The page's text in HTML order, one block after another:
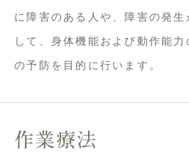
に障害のある人や、障害の発
して、身体機能および動作能
の予防を目的に行います。
作業療法